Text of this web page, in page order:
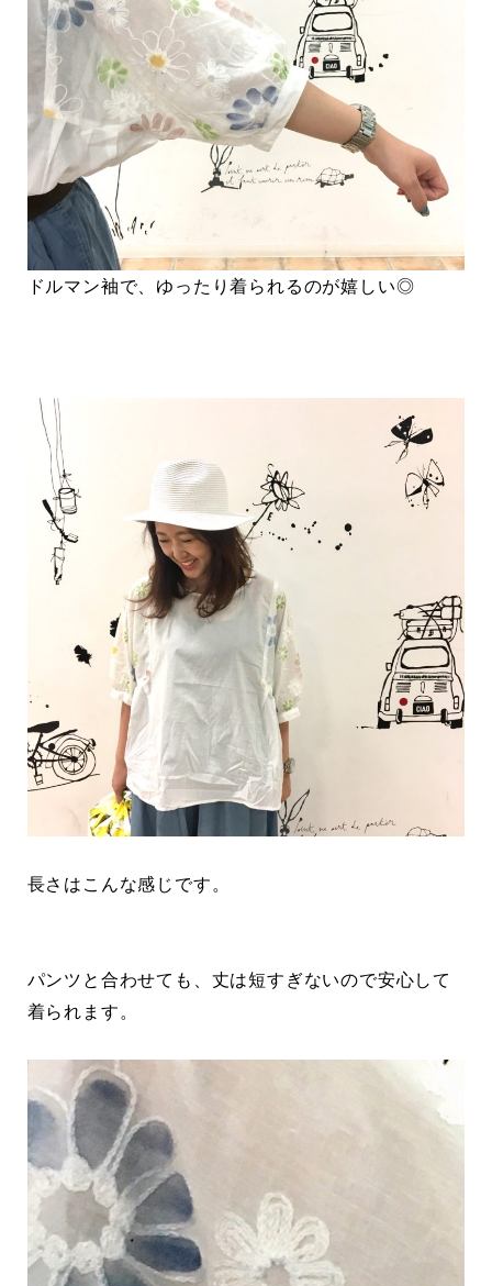
ドルマン袖で、ゆったり着られるのが嬉しい◎
長さはこんな感じです。
パンツと合わせても、丈は短すぎないので安心して
着られます。